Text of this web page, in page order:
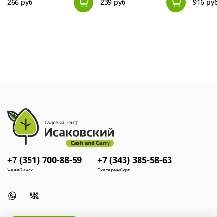
266 руб 239 руб 916
+7 (351) 700-88-59
Челябинск
+7 (343) 385-58-63
Екатеринбург